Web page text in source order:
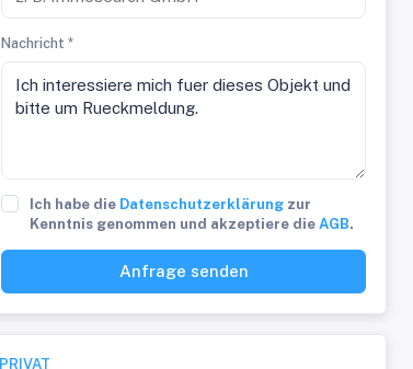
Nachricht *
Ich habe die Datenschutzerklärung zur
Kenntnis genommen und akzeptiere dieAGB.
Anfrage senden
PRIVAT